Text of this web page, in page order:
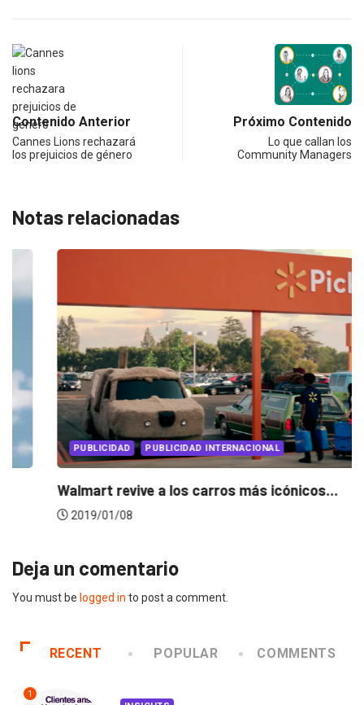
Contenido Anterior
Cannes Lions rechazará
los prejuicios de género
Próximo Contenido
Lo que callan los
Community Managers
Notas relacionadas
PUBLICIDAD PUBLICIDAD INTERNACIONAL
Skittles y su apuesta en el Superbowl...
2019/01/15
Deja un comentario
You must be logged in to post a comment.
RECENT POPULAR COMMENTS
1